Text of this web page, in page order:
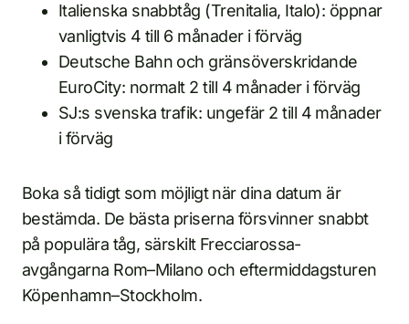
Italienska snabbtåg (Trenitalia, Italo): öppnar
vanligtvis 4 till 6 månader i förväg
Deutsche Bahn och gränsöverskridande
EuroCity: normalt 2 till 4 månader i förväg
SJ:s svenska trafik: ungefär 2 till 4 månader
i förväg
Boka så tidigt som möjligt när dina datum är
bestämda. De bästa priserna försvinner snabbt
på populära tåg, särskilt Frecciarossa-
avgångarna Rom–Milano och eftermiddagsturen
Köpenhamn–Stockholm.